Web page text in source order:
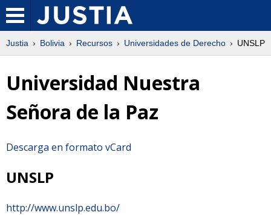
Justia Bolivia Recursos Universidades de Derecho UNSLP
Universidad Nuestra
Señora de la Paz
Descarga en formato vCard
UNSLP
http://www.unslp.edu.bo/